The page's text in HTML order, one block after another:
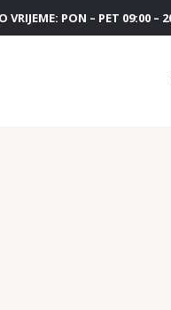
VRIJEME: PON – PET 09:00